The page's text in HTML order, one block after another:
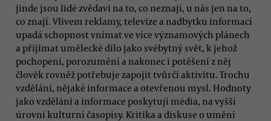
jinde jsou lidé zvědavi na to, co neznají, u nás jen na to,
co znají. Vlivem reklamy, televize a nadbytku informací
upadá schopnost vnímat ve více významových plánech
a přijímat umělecké dílo jako svébytný svět, k jehož
pochopení, porozumění a nakonec i potěšení z něj
člověk rovněž potřebuje zapojit tvůrčí aktivitu. Trochu
vzdělání, nějaké informace a otevřenou mysl. Hodnoty
jako vzdělání a informace poskytují média, na vyšší
úrovni kulturní časopisy. Kritika a diskuse o umění